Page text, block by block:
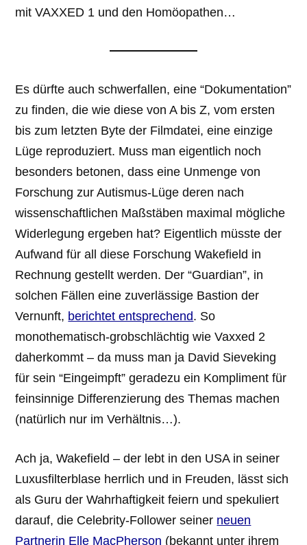
mit VAXXED 1 und den Homöopathen…
Es dürfte auch schwerfallen, eine “Dokumentation”
zu finden, die wie diese von A bis Z, vom ersten
bis zum letzten Byte der Filmdatei, eine einzige
Lüge reproduziert. Muss man eigentlich noch
besonders betonen, dass eine Unmenge von
Forschung zur Autismus-Lüge deren nach
wissenschaftlichen Maßstäben maximal mögliche
Widerlegung ergeben hat? Eigentlich müsste der
Aufwand für all diese Forschung Wakefield in
Rechnung gestellt werden. Der “Guardian”, in
solchen Fällen eine zuverlässige Bastion der
Vernunft, berichtet entsprechend. So
monothematisch-grobschlächtig wie Vaxxed 2
daherkommt – da muss man ja David Sieveking
für sein “Eingeimpft” geradezu ein Kompliment für
feinsinnige Differenzierung des Themas machen
(natürlich nur im Verhältnis…).
Ach ja, Wakefield – der lebt in den USA in seiner
Luxusfilterblase herrlich und in Freuden, lässt sich
als Guru der Wahrhaftigkeit feiern und spekuliert
darauf, die Celebrity-Follower seiner neuen
Partnerin Elle MacPherson (bekannt unter ihrem